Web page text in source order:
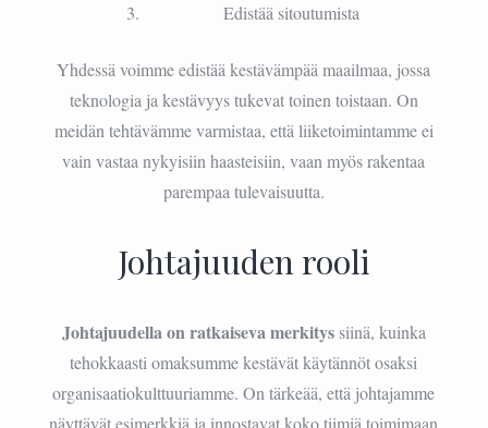
Edistää sitoutumista
Yhdessä voimme edistää kestävämpää maailmaa, jossa
teknologia ja kestävyys tukevat toinen toistaan. On
meidän tehtävämme varmistaa, että liiketoimintamme ei
vain vastaa nykyisiin haasteisiin, vaan myös rakentaa
parempaa tulevaisuutta.
Johtajuuden rooli
Johtajuudella on ratkaiseva merkityssiinä, kuinka
tehokkaasti omaksumme kestävät käytännöt osaksi
organisaatiokulttuuriamme. On tärkeää, että johtajamme
näyttävät esimerkkiä ja innostavat koko tiimiä toimimaan